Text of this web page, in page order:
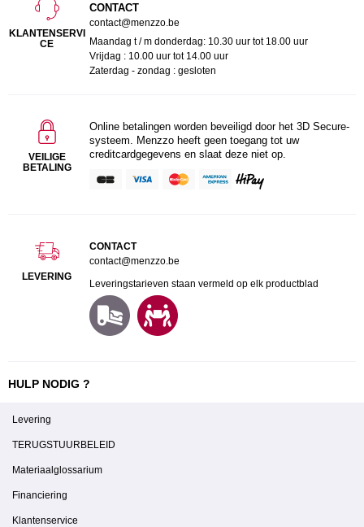
KLANTENSERVI
CE
CONTACT
contact@menzzo.be
Maandag t / m donderdag: 10.30 uur tot 18.00 uur
Vrijdag : 10.00 uur tot 14.00 uur
Zaterdag - zondag : gesloten
VEILIGE
BETALING
Online betalingen worden beveiligd door het 3D Secure-
systeem. Menzzo heeft geen toegang tot uw
creditcardgegevens en slaat deze niet op.
LEVERING
CONTACT
contact@menzzo.be
Leveringstarieven staan vermeld op elk productblad
HULP NODIG ?
Levering
TERUGSTUURBELEID
Materiaalglossarium
Financiering
Klantenservice